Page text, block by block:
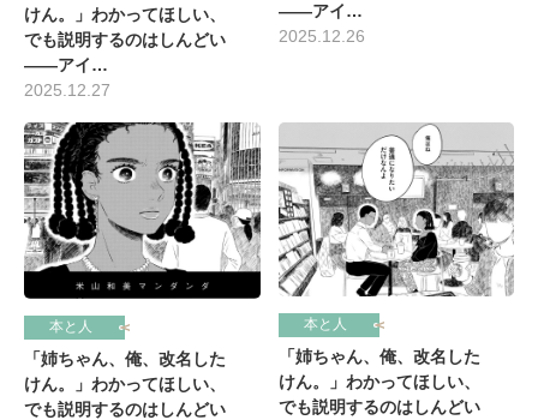
けん。」わかってほしい、
でも説明するのはしんどい
――アイ…
2025.12.27
――アイ…
2025.12.26
本と人
「姉ちゃん、俺、改名した
けん。」わかってほしい、
でも説明するのはしんどい
本と人
「姉ちゃん、俺、改名した
けん。」わかってほしい、
でも説明するのはしんどい